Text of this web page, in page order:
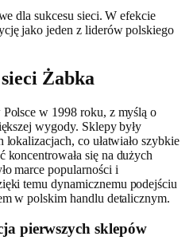
dla sukcesu sieci. W efekcie
jako jeden z liderów polskiego
Żabka
Polsce w 1998 roku, z myślą o
wygody. Sklepy były
co ułatwiało szybkie
koncentrowała się na dużych
marce popularności i
temu dynamicznemu podejściu
w polskim handlu detalicznym.
pierwszych sklepów